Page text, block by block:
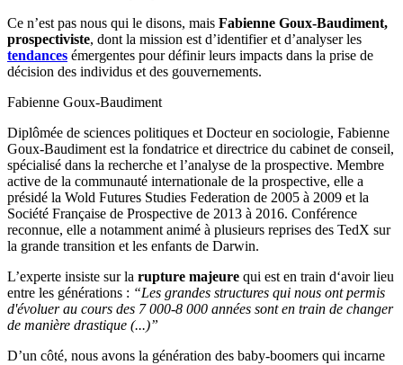
Ce n’est pas nous qui le disons, mais Fabienne Goux-Baudiment,
prospectiviste, dont la mission est d’identifier et d’analyser les
tendances émergentes pour définir leurs impacts dans la prise de
décision des individus et des gouvernements.
Fabienne Goux-Baudiment
Diplômée de sciences politiques et Docteur en sociologie, Fabienne
Goux-Baudiment est la fondatrice et directrice du cabinet de conseil,
spécialisé dans la recherche et l’analyse de la prospective. Membre
active de la communauté internationale de la prospective, elle a
présidé la Wold Futures Studies Federation de 2005 à 2009 et la
Société Française de Prospective de 2013 à 2016. Conférence
reconnue, elle a notamment animé à plusieurs reprises des TedX sur
la grande transition et les enfants de Darwin.
L’experte insiste sur la rupture majeure qui est en train d‘avoir lieu
entre les générations : “Les grandes structures qui nous ont permis
d'évoluer au cours des 7 000-8 000 années sont en train de changer
de manière drastique (...)”
D’un côté, nous avons la génération des baby-boomers qui incarne